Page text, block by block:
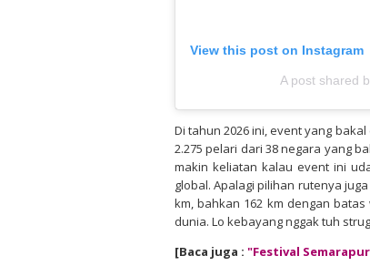
View this post on Instagram
A post shared
Di tahun 2026 ini, event yang
2.275 pelari dari 38 negara yang
makin keliatan kalau event ini
global. Apalagi pilihan rutenya
km, bahkan 162 km dengan
dunia. Lo kebayang nggak tuh
[Baca juga : "Festival